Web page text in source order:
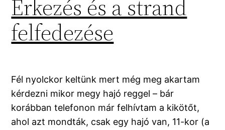
Érkezés és a strand
felfedezése
Fél nyolckor keltünk mert még meg akartam
kérdezni mikor megy hajó reggel – bár
korábban telefonon már felhívtam a kikötőt,
ahol azt mondták, csak egy hajó van, 11-kor (a